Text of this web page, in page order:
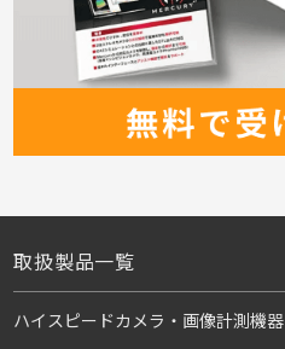
取扱製品一覧
ハイスピードカメラ・画像計測機器